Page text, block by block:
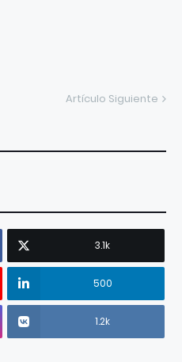
Artículo Siguiente
3.1k
500
1.2k